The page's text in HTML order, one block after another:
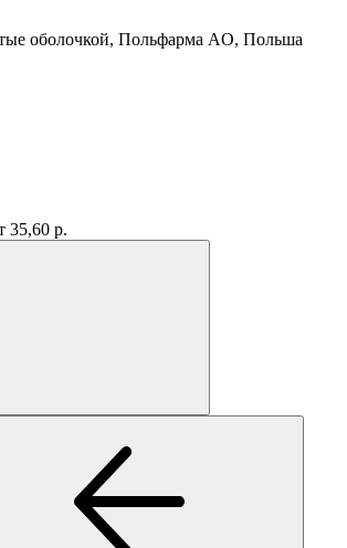
оболочкой, Польфарма AO, Польша
35,60 р.